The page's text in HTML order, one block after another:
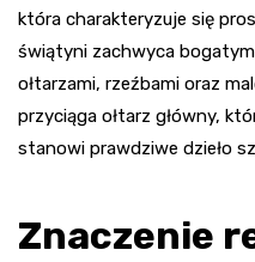
która charakteryzuje się
świątyni zachwyca
ołtarzami, rzeźbami oraz
przyciąga ołtarz główny,
stanowi prawdziwe dzieło
Znaczenie